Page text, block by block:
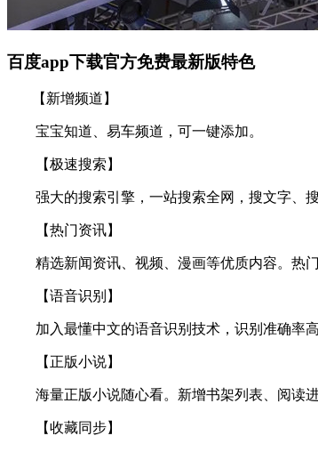
百度app下载官方免费最新版特色
【新增频道】
宝宝知道、易车频道，可一键添加。
【极速搜索】
强大的搜索引擎，一站搜索全网，搜文字、搜
【热门资讯】
精选新闻资讯、视频、漫画等优质内容。热门
【语音识别】
加入最懂中文的语音识别技术，识别准确率高
【正版小说】
海量正版小说随心看。新增书架列表、阅读进
【收藏同步】